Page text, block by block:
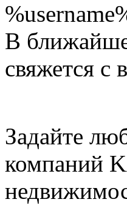
В
свяжется с
Задайте
компаний